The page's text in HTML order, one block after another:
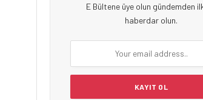
E Bültene üye olun gündemden
haberdar olun.